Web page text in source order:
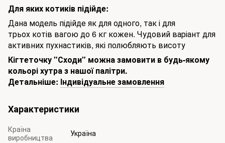
Для яких котиків підійде:
Дана модель підійде як для одного, так і для
трьох котів вагою до 6 кг кожен. Чудовий варіант для
активних пухнастиків, які полюбляють висоту
Кігтеточку "Сходи" можна замовити в будь-якому
кольорі хутра з нашої палітри.
Детальніше: Індивідуальне замовлення
Характеристики
Країна
виробництва
Україна